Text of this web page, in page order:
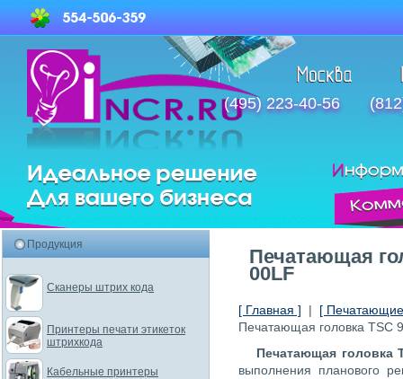
(495) 223-40-56
Печатающая
00LF
[ Главная ] | [ Печатающие
Печатающая головка TSC
Печатающая головка
выполнения планового
Продукция
Сканеры штрих кода
Принтеры печати этикеток
штрихкода
Кабельные принтеры